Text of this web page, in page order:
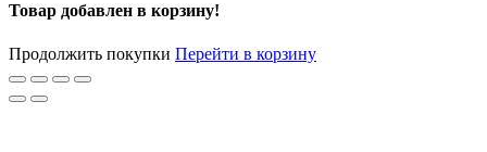
Товар добавлен в корзину!
Продолжить покупки Перейти в корзину